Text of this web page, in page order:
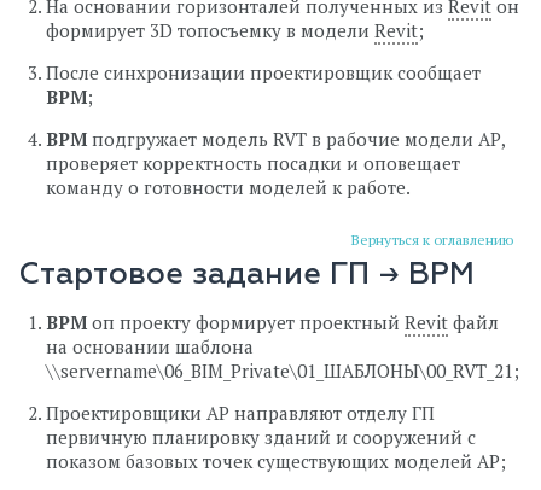
На основании горизонталей полученных из Revitон
формирует 3D топосъемку в модели Revit;
После синхронизации проектировщик сообщает
BPM;
BPMподгружает модель RVT в рабочие модели АР,
проверяет корректность посадки и оповещает
команду о готовности моделей к работе.
Вернуться к оглавлению
Стартовое задание ГП → BPM
BPMоп проекту формирует проектный Revitфайл
на основании шаблона
\\servername\06_BIM_Private\01_ШАБЛОНЫ\00_RVT_21;
Проектировщики АР направляют отделу ГП
первичную планировку зданий и сооружений с
показом базовых точек существующих моделей АР;